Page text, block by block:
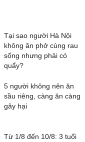
Tại sao người Hà Nội
không ăn phở cùng rau
sống nhưng phải có
quẩy?
5 người không nên ăn
sầu riêng, càng ăn càng
gây hại
Từ 1/8 đến 10/8: 3 tuổi